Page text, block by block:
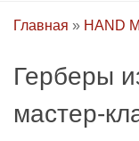
Главная » HAND
Герберы
мастер-